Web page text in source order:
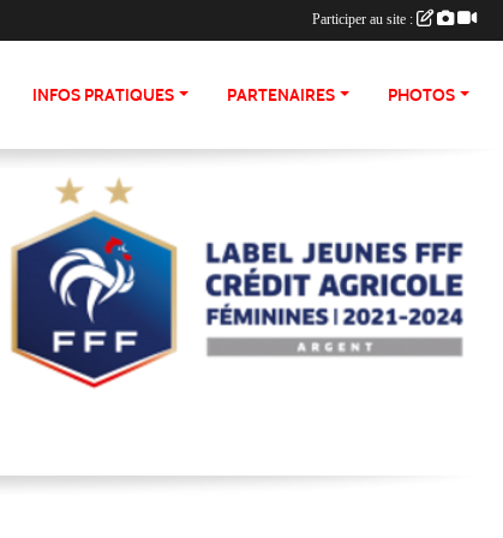
INFOS PRATIQUES PARTENAIRES PHOTOS
Participer au site :